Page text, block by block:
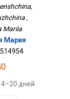
,
Mariia
Мария
дней